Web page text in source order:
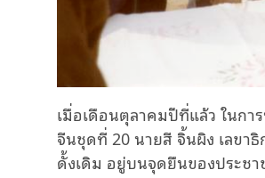
เมื่อเดือนตุลาคมปีที่แล้ว ในก
จีนชุดที่ 20 นายสี จิ้นผิง เลข
ดั้งเดิม อยู่บนจุดยืนของประช